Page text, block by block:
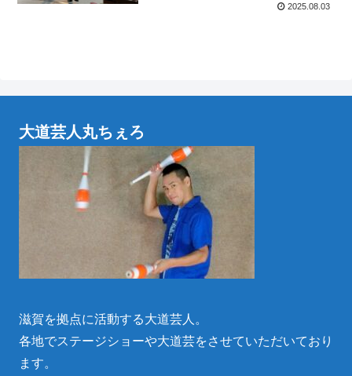
2025.08.03
大道芸人丸ちぇろ
滋賀を拠点に活動する大道芸人。
各地でステージショーや大道芸をさせていただいており
ます。